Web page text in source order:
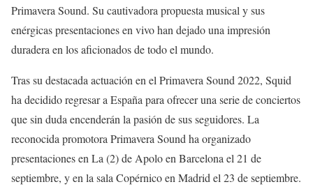
Primavera Sound. Su cautivadora propuesta musical y sus
enérgicas presentaciones en vivo han dejado una impresión
duradera en los aficionados de todo el mundo.
Tras su destacada actuación en el Primavera Sound 2022, Squid
ha decidido regresar a España para ofrecer una serie de conciertos
que sin duda encenderán la pasión de sus seguidores. La
reconocida promotora Primavera Sound ha organizado
presentaciones en La (2) de Apolo en Barcelona el 21 de
septiembre, y en la sala Copérnico en Madrid el 23 de septiembre.